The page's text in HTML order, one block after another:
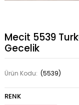
Mecit 5539
Gecelik
Ürün Kodu: (5539)
RENK